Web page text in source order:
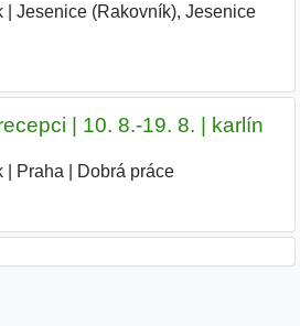
| Jesenice (Rakovník), Jesenice|
| 10. 8.-19. 8. | karlín
| Praha Dobrá práce